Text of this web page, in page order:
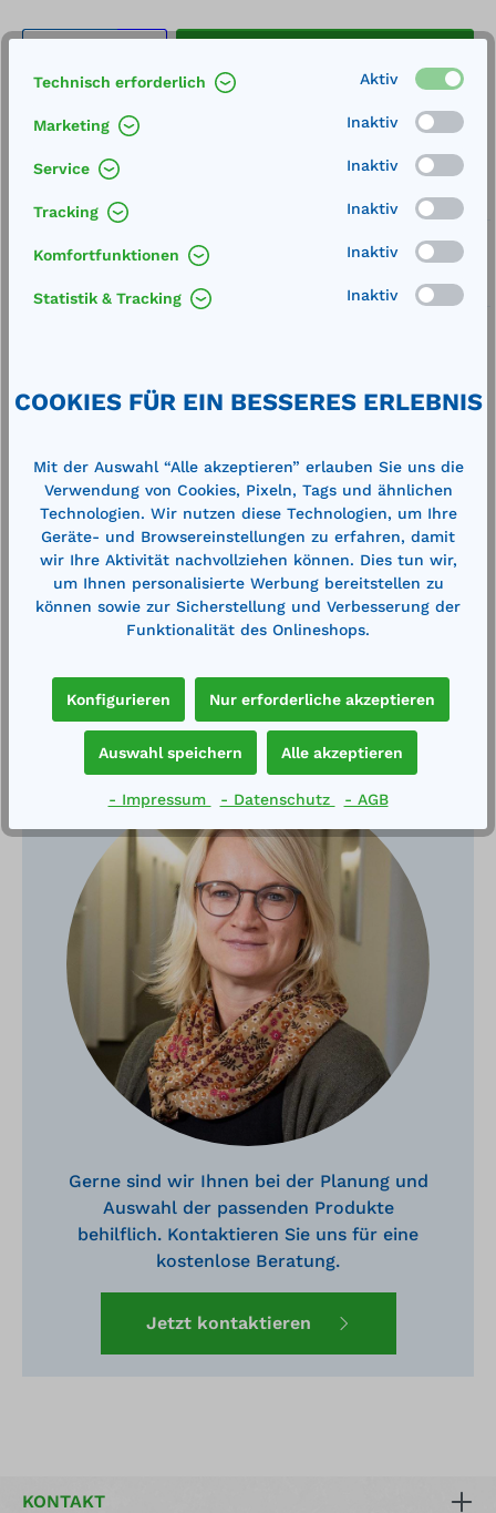
Produkt Anzahl: Gib den gewünschten
Artikel-Nummer:
Lieferung frei Haus
passend für Kraftstoffanlagen
Technische Daten
Haben Sie Fragen?
Gerne sind wir Ihnen bei der Planung und
Auswahl der passenden Produkte
behilflich. Kontaktieren Sie uns für eine
kostenlose Beratung.
Jetzt kontaktieren
KONTAKT
Technisch erforderlich Aktiv
Marketing Inaktiv
Service Inaktiv
Tracking Inaktiv
Komfortfunktionen Inaktiv
Statistik & Tracking Inaktiv
COOKIES FÜR EIN BESSERES ERLEBNIS
Mit der Auswahl “Alle akzeptieren” erlauben Sie uns die
Verwendung von Cookies, Pixeln, Tags und ähnlichen
Technologien. Wir nutzen diese Technologien, um Ihre
Geräte- und Browsereinstellungen zu erfahren, damit
wir Ihre Aktivität nachvollziehen können. Dies tun wir,
um Ihnen personalisierte Werbung bereitstellen zu
können sowie zur Sicherstellung und Verbesserung der
Funktionalität des Onlineshops.
Konfigurieren Nur erforderliche akzeptieren
Auswahl speichern Alle akzeptieren
- Impressum - Datenschutz - AGB